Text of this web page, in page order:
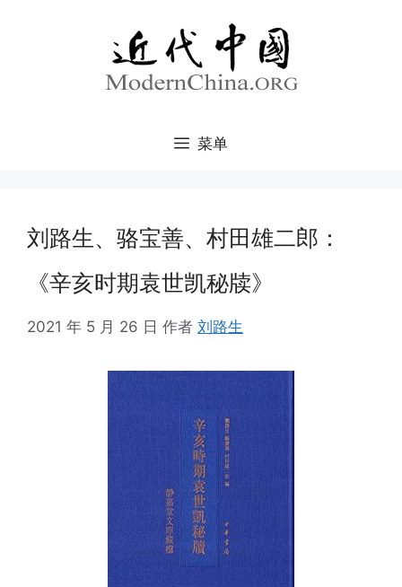
菜单
刘路生、骆宝善、村田雄二郎：
《辛亥时期袁世凯秘牍》
2021 年 5 月 26 日 作者 刘路生